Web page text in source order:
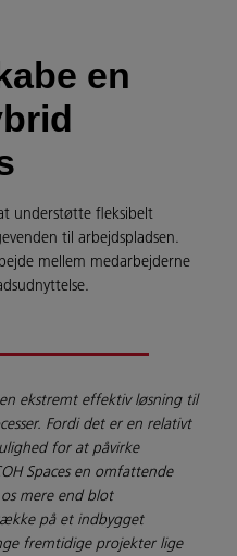
en
understøtte fleksibelt
til arbejdspladsen.
mellem medarbejderne
ekstremt effektiv løsning til
Fordi det er en relativt
for at påvirke
Spaces en omfattende
mere end blot
på et indbygget
fremtidige projekter lige